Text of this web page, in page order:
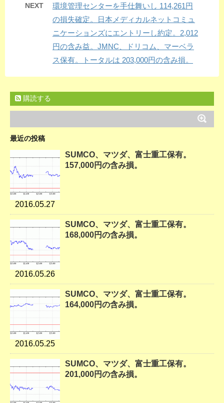
NEXT
環境管理センターを手仕舞いし 114,261円
の損失確定。日本メディカルネットコミュ
ニケーションズにエントリーし約定。2,012
円の含み益。JMNC、ドリコム、マーベラ
ス保有。トータルは 203,000円の含み損。
購読する
最近の投稿
2016.05.27
SUMCO、マツダ、富士重工保有。
157,000円の含み損。
2016.05.26
SUMCO、マツダ、富士重工保有。
168,000円の含み損。
2016.05.25
SUMCO、マツダ、富士重工保有。
164,000円の含み損。
SUMCO、マツダ、富士重工保有。
201,000円の含み損。